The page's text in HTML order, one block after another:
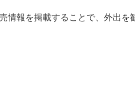
報を掲載することで、外出を